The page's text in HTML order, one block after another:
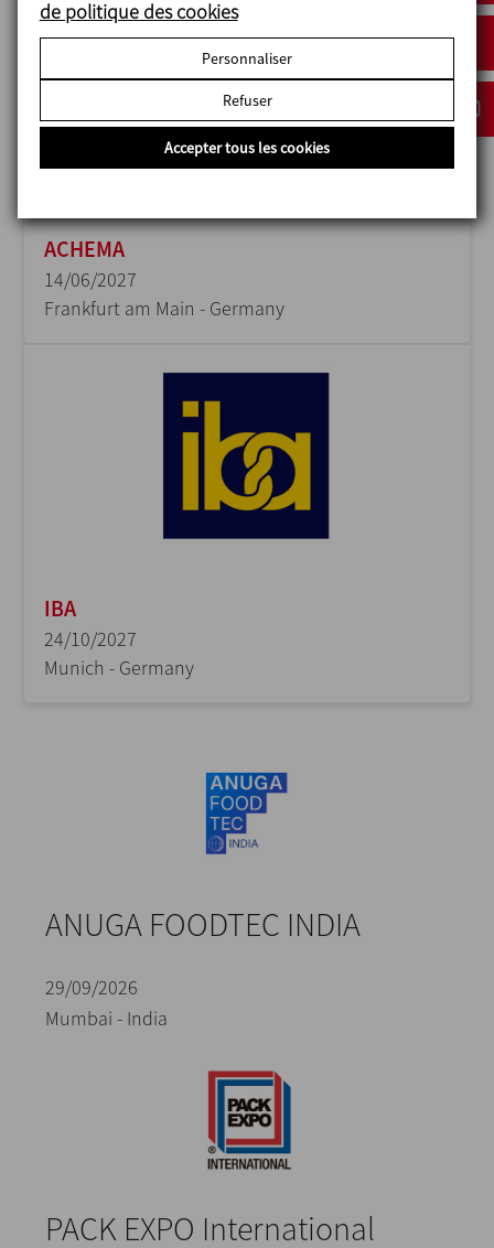
ACHEMA
14/06/2027
Frankfurt am Main - Germany
IBA
24/10/2027
Munich - Germany
ANUGA FOODTEC INDIA
29/09/2026
Mumbai - India
PACK EXPO International
de politique des cookies
Personnaliser
Refuser
Accepter tous les cookies